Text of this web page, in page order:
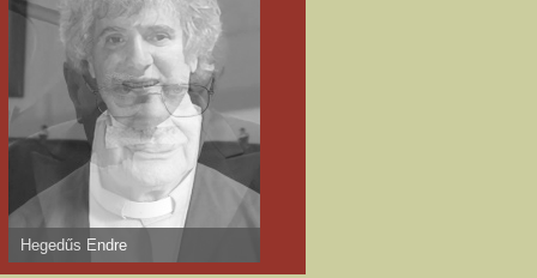
dr. Gyulay Endre